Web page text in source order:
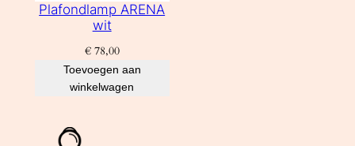
Plafondlamp ARENA
wit
€78,00
Toevoegen aan
winkelwagen